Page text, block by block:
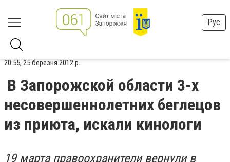
Рус
20:55, 25 березня 2012 р.
В Запорожской области 3-х
несовершеннолетних беглецов
из приюта, искали кинологи
19 марта правоохранители вернули в